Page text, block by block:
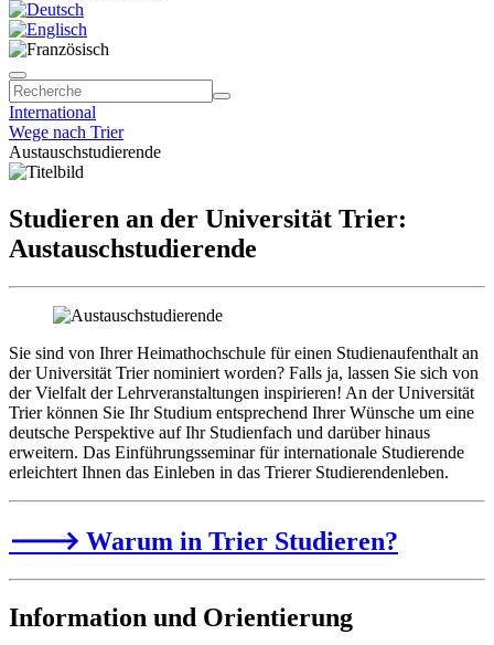
International
Wege nach Trier
Austauschstudierende
Studieren an der Universität Trier:
Austauschstudierende
Sie sind von Ihrer Heimathochschule für einen Studienaufenthalt an
der Universität Trier nominiert worden? Falls ja, lassen Sie sich von
der Vielfalt der Lehrveranstaltungen inspirieren! An der Universität
Trier können Sie Ihr Studium entsprechend Ihrer Wünsche um eine
deutsche Perspektive auf Ihr Studienfach und darüber hinaus
erweitern. Das Einführungsseminar für internationale Studierende
erleichtert Ihnen das Einleben in das Trierer Studierendenleben.
🡒 Warum in Trier Studieren?
Information und Orientierung